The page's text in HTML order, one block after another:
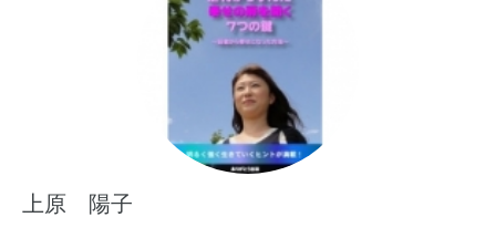
Facebook https://www.facebook.com/tenuguibaby
上原 陽子